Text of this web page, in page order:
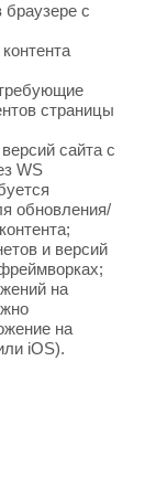
с
страницы
сайта с
WS
обновления/
и версий
на
на
iOS).